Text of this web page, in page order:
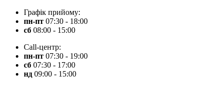
Графік прийому:
пн-пт 07:30 - 18:00
сб 08:00 - 15:00
Call-центр:
пн-пт 07:30 - 19:00
сб 07:30 - 17:00
нд 09:00 - 15:00